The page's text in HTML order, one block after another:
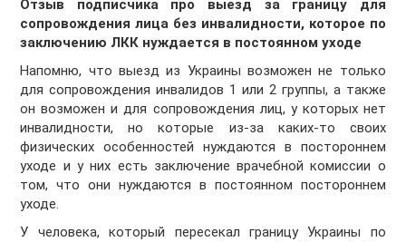
Отзыв подписчика про выезд за границу для
сопровождения лица без инвалидности, которое по
заключению ЛКК нуждается в постоянном уходе
Напомню, что выезд из Украины возможен не только
для сопровождения инвалидов 1 или 2 группы, а также
он возможен и для сопровождения лиц, у которых нет
инвалидности, но которые из-за каких-то своих
физических особенностей нуждаются в постороннем
уходе и у них есть заключение врачебной комиссии о
том, что они нуждаются в постоянном постороннем
уходе.
У человека, который пересекал границу Украины по